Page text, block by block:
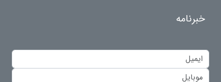
خبرنامه